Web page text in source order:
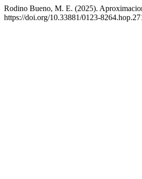
Rodino Bueno, M. E. (2025).
https://doi.org/10.33881/0123-